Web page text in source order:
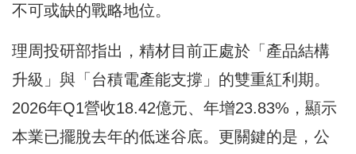
不可或缺的戰略地位。
理周投研部指出，精材目前正處於「產品結構
升級」與「台積電產能支撐」的雙重紅利期。
2026年Q1營收18.42億元、年增23.83%，顯示
本業已擺脫去年的低迷谷底。更關鍵的是，公